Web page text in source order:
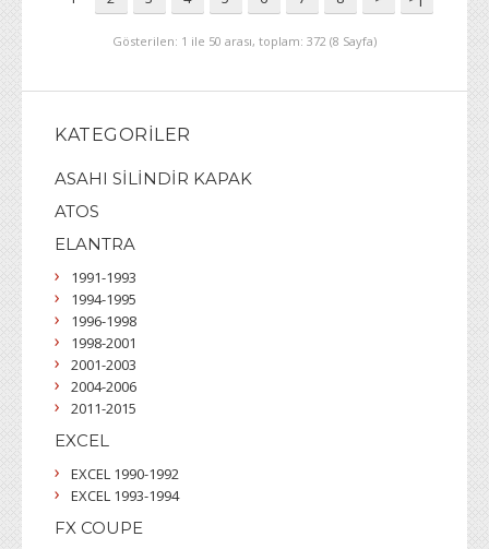
Gösterilen: 1 ile 50 arası, toplam: 372 (8 Sayfa)
KATEGORILER
ASAHI SİLİNDİR KAPAK
ATOS
ELANTRA
1991-1993
1994-1995
1996-1998
1998-2001
2001-2003
2004-2006
2011-2015
EXCEL
EXCEL 1990-1992
EXCEL 1993-1994
FX COUPE